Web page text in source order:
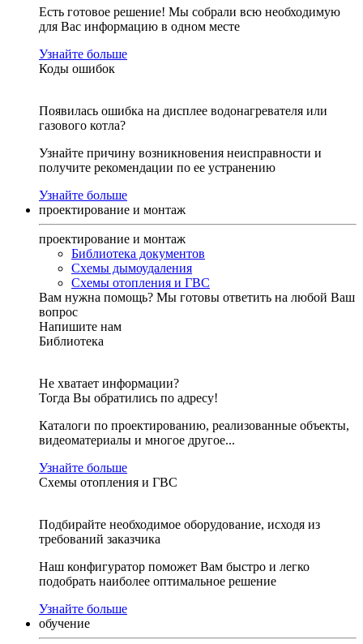
Есть готовое решение! Мы собрали всю необходимую
для Вас информацию в одном месте
Узнайте больше
Коды ошибок
Появилась ошибка на дисплее водонагревателя или
газового котла?
Узнайте причину возникновения неисправности и
получите рекомендации по ее устранению
Узнайте больше
проектирование и монтаж
проектирование и монтаж
Библиотека документов
Схемы дымоудаления
Схемы отопления и ГВС
Вам нужна помощь? Мы готовы ответить на любой Ваш
вопрос
Напишите нам
Библиотека
Не хватает информации?
Тогда Вы обратились по адресу!
Каталоги по проектированию, реализованные объекты,
видеоматериалы и многое другое...
Узнайте больше
Схемы отопления и ГВС
Подбирайте необходимое оборудование, исходя из
требований заказчика
Наш конфигуратор поможет Вам быстро и легко
подобрать наиболее оптимальное решение
Узнайте больше
обучение